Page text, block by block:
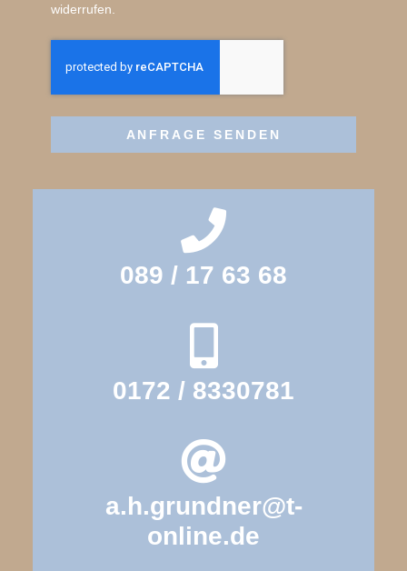
widerrufen.
ANFRAGE SENDEN
089 / 17 63 68
0172 / 8330781
a.h.grundner@t-
online.de